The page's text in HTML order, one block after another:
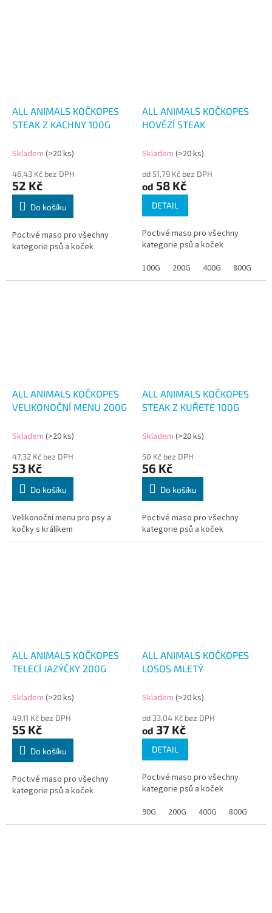
ALL ANIMALS KOČKOPES
STEAK Z KACHNY 100G
Skladem (>20 ks)
46,43 Kč bez DPH
52 Kč
Do košíku
Poctivé maso pro všechny
kategorie psů a koček
ALL ANIMALS KOČKOPES
HOVĚZÍ STEAK
Skladem (>20 ks)
od 51,79 Kč bez DPH
od 58 Kč
DETAIL
Poctivé maso pro všechny
kategorie psů a koček
100G
200G 400G 800G
ALL ANIMALS KOČKOPES
VELIKONOČNÍ MENU 200G
Skladem (>20 ks)
47,32 Kč bez DPH
53 Kč
Do košíku
Velikonoční menu pro psy a
kočky s králíkem
ALL ANIMALS KOČKOPES
STEAK Z KUŘETE 100G
Skladem (>20 ks)
50 Kč bez DPH
56 Kč
Do košíku
Poctivé maso pro všechny
kategorie psů a koček
ALL ANIMALS KOČKOPES
TELECÍ JAZÝČKY 200G
Skladem (>20 ks)
49,11 Kč bez DPH
55 Kč
Do košíku
Poctivé maso pro všechny
kategorie psů a koček
ALL ANIMALS KOČKOPES
LOSOS MLETÝ
Skladem (>20 ks)
od 33,04 Kč bez DPH
od 37 Kč
DETAIL
Poctivé maso pro všechny
kategorie psů a koček
90G
200G 400G 800G